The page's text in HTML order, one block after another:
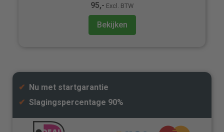
95,- Excl. BTW
Bekijken
✔ Nu met startgarantie
✔ Slagingspercentage 90%